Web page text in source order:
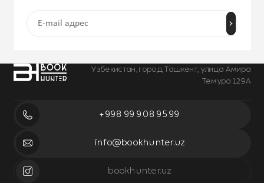
Узбекистан, город Ташкент, улица Амира
Темура 129А
+998 99 908 95 99
info@bookhunter.uz
bookhunter.uz